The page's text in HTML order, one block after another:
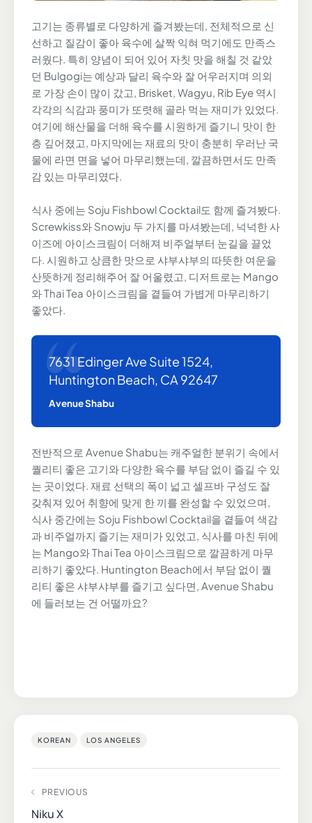
고기는 종류별로 다양하게 즐겨봤는데, 전체적으로 신
선하고 질감이 좋아 육수에 살짝 익혀 먹기에도 만족스
러웠다. 특히 양념이 되어 있어 자칫 맛을 해칠 것 같았
던 Bulgogi는 예상과 달리 육수와 잘 어우러지며 의외
로 가장 손이 많이 갔고, Brisket, Wagyu, Rib Eye 역시
각각의 식감과 풍미가 또렷해 골라 먹는 재미가 있었다.
여기에 해산물을 더해 육수를 시원하게 즐기니 맛이 한
층 깊어졌고, 마지막에는 재료의 맛이 충분히 우러난 국
물에 라면 면을 넣어 마무리했는데, 깔끔하면서도 만족
감 있는 마무리였다.
식사 중에는 Soju Fishbowl Cocktail도 함께 즐겨봤다.
Screwkiss와 Snowju 두 가지를 마셔봤는데, 넉넉한 사
이즈에 아이스크림이 더해져 비주얼부터 눈길을 끌었
다. 시원하고 상큼한 맛으로 샤부샤부의 따뜻한 여운을
산뜻하게 정리해주어 잘 어울렸고, 디저트로는 Mango
와 Thai Tea 아이스크림을 곁들여 가볍게 마무리하기
좋았다.
7631 Edinger Ave Suite 1524,
Huntington Beach, CA 92647
Avenue Shabu
전반적으로 Avenue Shabu는 캐주얼한 분위기 속에서
퀄리티 좋은 고기와 다양한 육수를 부담 없이 즐길 수 있
는 곳이었다. 재료 선택의 폭이 넓고 셀프바 구성도 잘
갖춰져 있어 취향에 맞게 한 끼를 완성할 수 있었으며,
식사 중간에는 Soju Fishbowl Cocktail을 곁들여 색감
과 비주얼까지 즐기는 재미가 있었고, 식사를 마친 뒤에
는 Mango와 Thai Tea 아이스크림으로 깔끔하게 마무
리하기 좋았다. Huntington Beach에서 부담 없이 퀄
리티 좋은 샤부샤부를 즐기고 싶다면, Avenue Shabu
에 들러보는 건 어떨까요?
KOREAN LOS ANGELES
PREVIOUS
Niku X